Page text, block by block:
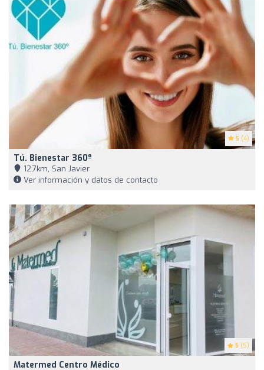
5 (4)
Tú. Bienestar 360º
12,7km, San Javier
Ver información y datos de contacto
5 (5)
Matermed Centro Médico